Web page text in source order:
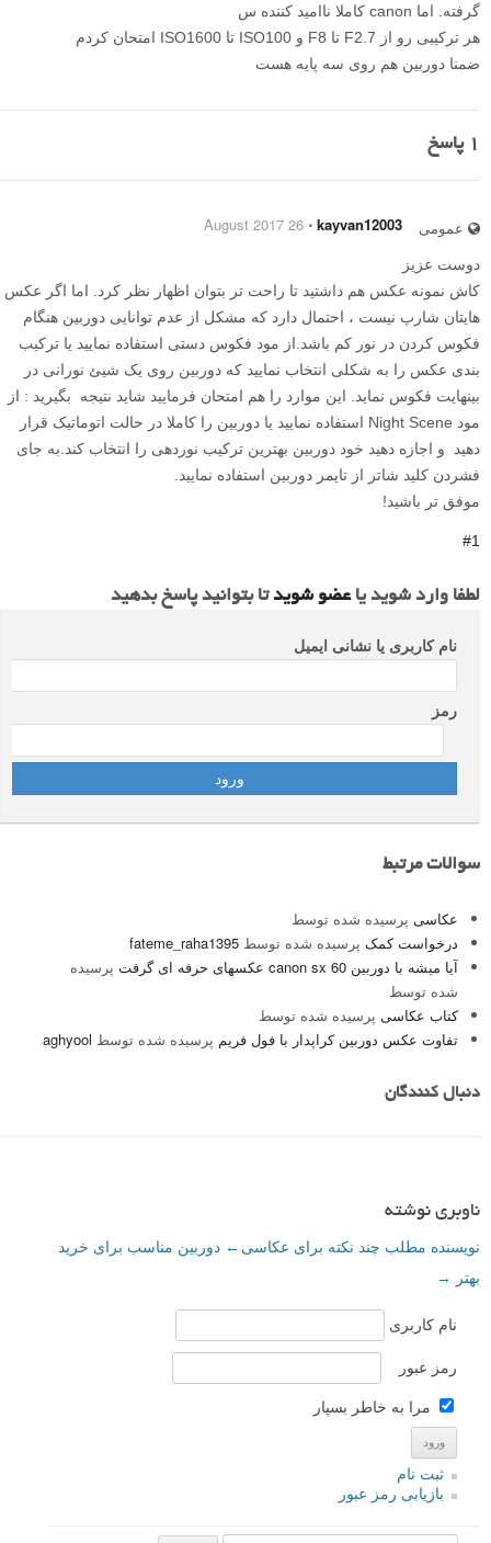
گرفته. اما canon کاملا ناامید کننده س
هر ترکیبی رو از F2.7 تا F8 و ISO100 تا ISO1600 امتحان کردم
ضمنا دوربین هم روی سه پایه هست
1 پاسخ
عمومی kayvan12003
⋅
26 August 2017
دوست عزیز
کاش نمونه عکس هم داشتید تا راحت تر بتوان اظهار نظر کرد. اما اگر عکس
هایتان شارپ نیست ، احتمال دارد که مشکل از عدم توانایی دوربین هنگام
فکوس کردن در نور کم باشد.از مود فکوس دستی استفاده نمایید یا ترکیب
بندی عکس را به شکلی انتخاب نمایید که دوربین روی یک شیئ نورانی در
بینهایت فکوس نماید. این موارد را هم امتحان فرمایید شاید نتیجه بگیرید : از
مود Night Scene استفاده نمایید یا دوربین را کاملا در حالت اتوماتیک قرار
دهید و اجازه دهید خود دوربین بهترین ترکیب نوردهی را انتخاب کند.به جای
فشردن کلید شاتر از تایمر دوربین استفاده نمایید.
موفق تر باشید!
#1
لطفا وارد شوید یاعضو شویدتا بتوانید پاسخ بدهید
نام کاربری یا نشانی ایمیل
رمز
سوالات مرتبط
عکاسی پرسیده شده توسط
درخواست کمک پرسیده شده توسط fateme_raha1395
آیا میشه با دوربین canon sx 60 عکسهای حرفه ای گرفت
پرسیده
شده توسط
کتاب عکاسی پرسیده شده توسط
تفاوت عکس دوربین کراپدار با فول فریم پرسیده شده توسط aghyool
دنبال کنندگان
ناوبری نوشته
← دوربین مناسب برای خرید
نویسنده مطلب چند نکته برای عکاسی
بهتر
→
نام کاربری
رمز عبور
مرا به خاطر بسپار
ثبت نام
بازیابی رمز عبور